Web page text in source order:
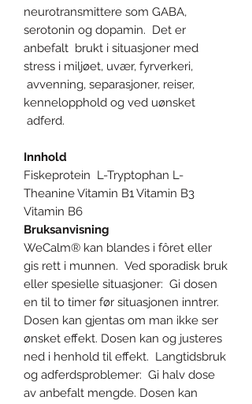
neurotransmittere som GABA,
serotonin og dopamin. Det er
anbefalt brukt i situasjoner med
stress i miljøet, uvær, fyrverkeri,
avvenning, separasjoner, reiser,
kennelopphold og ved uønsket
adferd.
Innhold
Fiskeprotein L-Tryptophan L-
Theanine Vitamin B1 Vitamin B3
Vitamin B6
Bruksanvisning
WeCalm® kan blandes i fôret eller
gis rett i munnen. Ved sporadisk bruk
eller spesielle situasjoner: Gi dosen
en til to timer før situasjonen inntrer.
Dosen kan gjentas om man ikke ser
ønsket effekt. Dosen kan og justeres
ned i henhold til effekt. Langtidsbruk
og adferdsproblemer: Gi halv dose
av anbefalt mengde. Dosen kan